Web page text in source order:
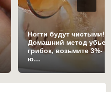
Ногти будут чистыми!
Домашний метод убьет
грибок, возьмите 3%-
ю…